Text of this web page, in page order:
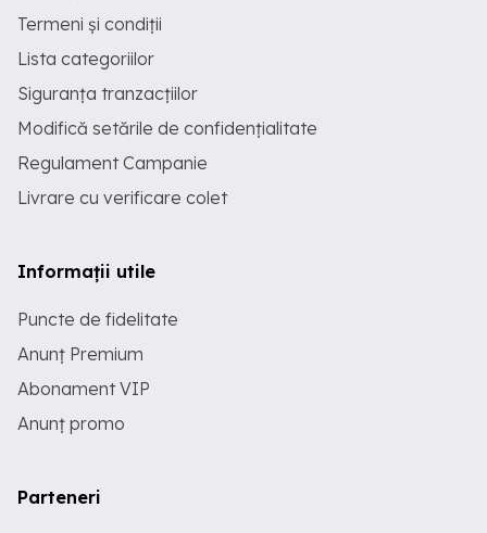
Termeni și condiții
Lista categoriilor
Siguranța tranzacțiilor
Modifică setările de confidențialitate
Regulament Campanie
Livrare cu verificare colet
Informații utile
Puncte de fidelitate
Anunț Premium
Abonament VIP
Anunț promo
Parteneri